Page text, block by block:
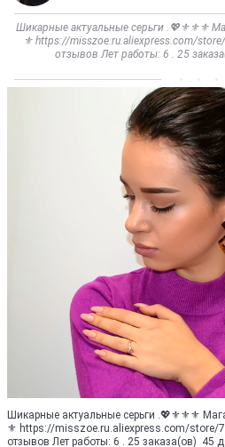
Шикарные актуальные серьги .💖⚜️⚜️⚜️
⚜️ https://misszoe.ru.aliexpress.com/
отзывов Лет работы: 6 . 25
Шикарные актуальные серьги .💖⚜️⚜️⚜️
⚜️ https://misszoe.ru.aliexpress.com/store/
отзывов Лет работы: 6 . 25 заказа(ов) 45